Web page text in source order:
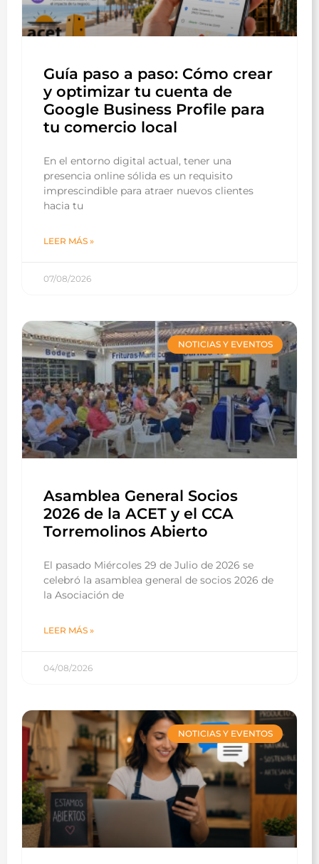
Guía paso a paso: Cómo crear
y optimizar tu cuenta de
Google Business Profile para
tu comercio local
En el entorno digital actual, tener una
presencia online sólida es un requisito
imprescindible para atraer nuevos clientes
hacia tu
LEER MÁS »
07/08/2026
NOTICIAS Y EVENTOS
Asamblea General Socios
2026 de la ACET y el CCA
Torremolinos Abierto
El pasado Miércoles 29 de Julio de 2026 se
celebró la asamblea general de socios 2026 de
la Asociación de
LEER MÁS »
04/08/2026
NOTICIAS Y EVENTOS